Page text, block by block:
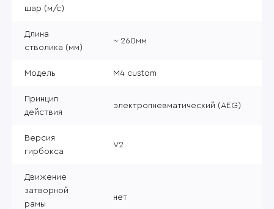
шар (м/с)
Длина
стволика (мм)
~ 260мм
Модель M4 custom
Принцип
действия
электропневматический (AEG)
Версия
гирбокса
V2
Движение
затворной
рамы
нет